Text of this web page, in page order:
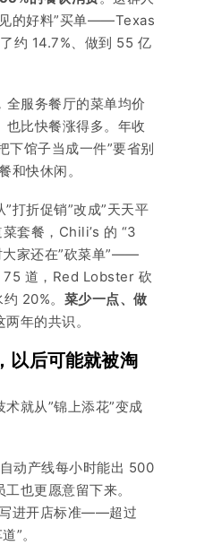
的好料”买单——Texas
约 14.7%、做到 55 亿
服务餐厅的菜单均价
比快餐涨得多。年收
下馆子当成一件”要省别
和快休闲。
打折促销”改成”天天平
套餐，Chili’s 的 “3
家还在”砍菜单”——
75 道，Red Lobster 砍
20%。 菜少一点、做
年的共识。
以后可能就被淘
就从”锦上添花”变成
动产线每小时能出 500
也更愿意留下来。
进开店标准——超过
”。